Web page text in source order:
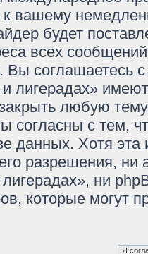
к вашему
будет
всех
Вы
лигерадах»
любую
согласны с тем,
данных. Хотя
разрешения, ни
ни
которые могут